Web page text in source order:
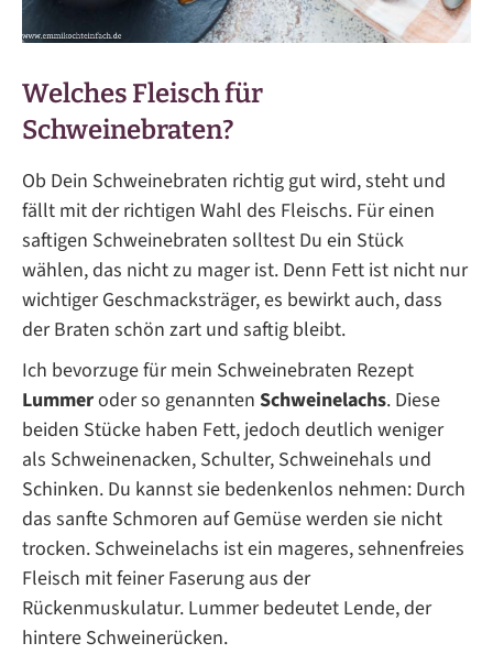
Welches Fleisch für
Schweinebraten?
Ob Dein Schweinebraten richtig gut wird, steht und
fällt mit der richtigen Wahl des Fleischs. Für einen
saftigen Schweinebraten solltest Du ein Stück
wählen, das nicht zu mager ist. Denn Fett ist nicht nur
wichtiger Geschmacksträger, es bewirkt auch, dass
der Braten schön zart und saftig bleibt.
Ich bevorzuge für mein Schweinebraten Rezept
Lummeroder so genannten Schweinelachs. Diese
beiden Stücke haben Fett, jedoch deutlich weniger
als Schweinenacken, Schulter, Schweinehals und
Schinken. Du kannst sie bedenkenlos nehmen: Durch
das sanfte Schmoren auf Gemüse werden sie nicht
trocken. Schweinelachs ist ein mageres, sehnenfreies
Fleisch mit feiner Faserung aus der
Rückenmuskulatur. Lummer bedeutet Lende, der
hintere Schweinerücken.